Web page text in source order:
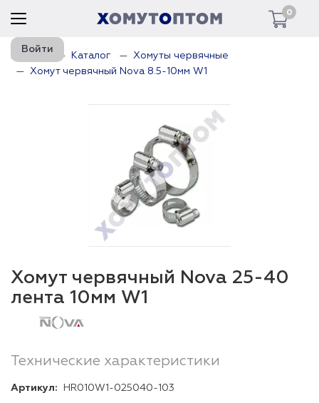
0
Войти
Главная Каталог
Хомуты червячные
Хомут червячный Nova 8.5-10мм W1
Хомут червячный Nova 25-40
лента 10мм W1
Технические характеристики
Артикул: HR010W1-025040-103